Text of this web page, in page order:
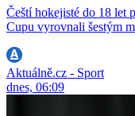
Čeští hokejisté do 18 let
Cupu vyrovnali šestým
Aktuálně.cz - Sport
dnes, 06:09